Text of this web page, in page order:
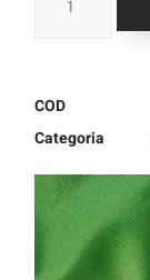
COD
Categoria